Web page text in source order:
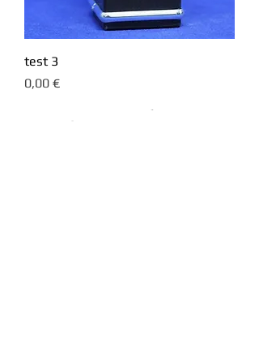
test 3
Prezzo
0,00 €